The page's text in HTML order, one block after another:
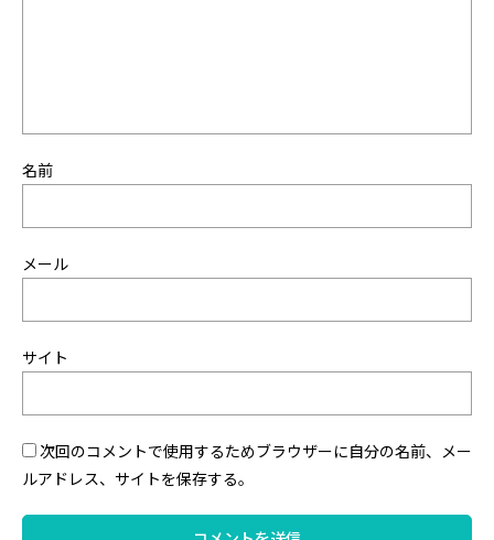
名前
メール
サイト
次回のコメントで使用するためブラウザーに自分の名前、メー
ルアドレス、サイトを保存する。